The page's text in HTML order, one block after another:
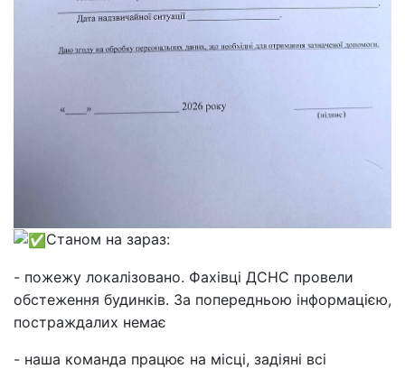
Станом на зараз:
- пожежу локалізовано. Фахівці ДСНС провели
обстеження будинків. За попередньою інформацією,
постраждалих немає
- наша команда працює на місці, задіяні всі